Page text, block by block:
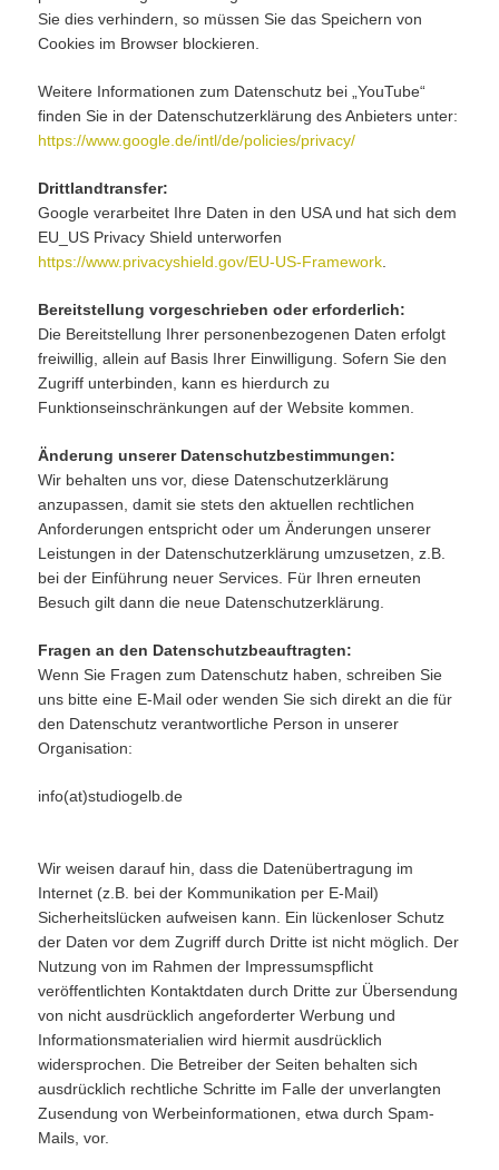
Sie dies verhindern, so müssen Sie das Speichern von
Cookies im Browser blockieren.
Weitere Informationen zum Datenschutz bei „YouTube“
finden Sie in der Datenschutzerklärung des Anbieters unter:
https://www.google.de/intl/de/policies/privacy/
Drittlandtransfer:
Google verarbeitet Ihre Daten in den USA und hat sich dem
EU_US Privacy Shield unterworfen
https://www.privacyshield.gov/EU-US-Framework
Bereitstellung vorgeschrieben oder erforderlich:
Die Bereitstellung Ihrer personenbezogenen Daten erfolgt
freiwillig, allein auf Basis Ihrer Einwilligung. Sofern Sie den
Zugriff unterbinden, kann es hierdurch zu
Funktionseinschränkungen auf der Website kommen.
Änderung unserer Datenschutzbestimmungen:
Wir behalten uns vor, diese Datenschutzerklärung
anzupassen, damit sie stets den aktuellen rechtlichen
Anforderungen entspricht oder um Änderungen unserer
Leistungen in der Datenschutzerklärung umzusetzen, z.B.
bei der Einführung neuer Services. Für Ihren erneuten
Besuch gilt dann die neue Datenschutzerklärung.
Fragen an den Datenschutzbeauftragten:
Wenn Sie Fragen zum Datenschutz haben, schreiben Sie
uns bitte eine E-Mail oder wenden Sie sich direkt an die für
den Datenschutz verantwortliche Person in unserer
Organisation:
info(at)studiogelb.de
Wir weisen darauf hin, dass die Datenübertragung im
Internet (z.B. bei der Kommunikation per E-Mail)
Sicherheitslücken aufweisen kann. Ein lückenloser Schutz
der Daten vor dem Zugriff durch Dritte ist nicht möglich. Der
Nutzung von im Rahmen der Impressumspflicht
veröffentlichten Kontaktdaten durch Dritte zur Übersendung
von nicht ausdrücklich angeforderter Werbung und
Informationsmaterialien wird hiermit ausdrücklich
widersprochen. Die Betreiber der Seiten behalten sich
ausdrücklich rechtliche Schritte im Falle der unverlangten
Zusendung von Werbeinformationen, etwa durch Spam-
Mails, vor.